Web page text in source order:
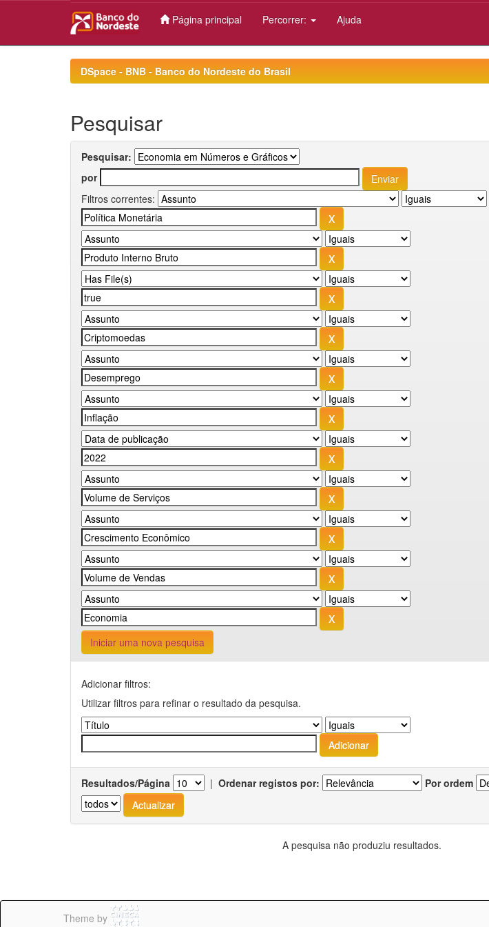
Página principal Percorrer: Ajuda
DSpace - BNB - Banco do Nordeste do Brasil
Pesquisar
Pesquisar:
por
Filtros correntes:
Iniciar uma nova pesquisa
Adicionar filtros:
Utilizar filtros para refinar o resultado da pesquisa.
Resultados/Página | Ordenar registos por: Por ordem
A pesquisa não produziu resultados.
Theme by